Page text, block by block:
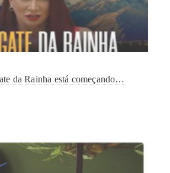
da Rainha está começando…